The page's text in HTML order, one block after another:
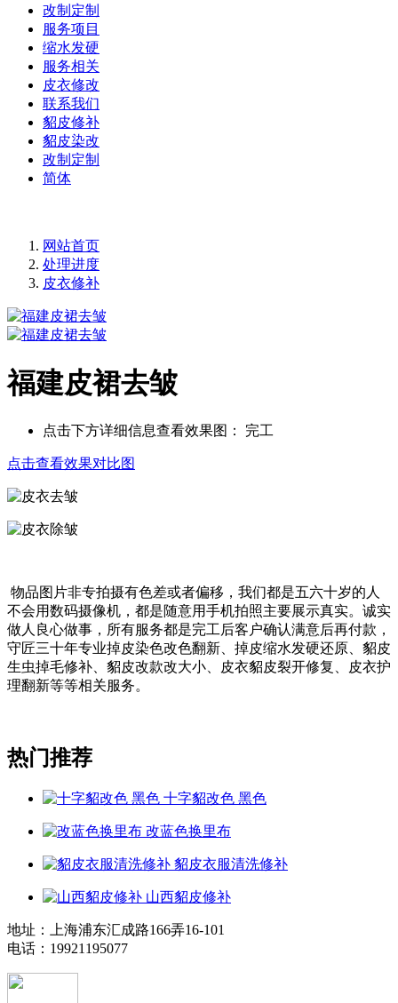
改制定制
服务项目
缩水发硬
服务相关
皮衣修改
联系我们
貂皮修补
貂皮染改
改制定制
简体
网站首页
处理进度
皮衣修补
福建皮裙去皱
点击下方详细信息查看效果图： 完工
点击查看效果对比图
物品图片非专拍摄有色差或者偏移，我们都是五六十岁的人
不会用数码摄像机，都是随意用手机拍照主要展示真实。诚实
做人良心做事，所有服务都是完工后客户确认满意后再付款，
守匠三十年专业掉皮染色改色翻新、掉皮缩水发硬还原、貂皮
生虫掉毛修补、貂皮改款改大小、皮衣貂皮裂开修复、皮衣护
理翻新等等相关服务。
热门推荐
十字貂改色 黑色
改蓝色换里布
貂皮衣服清洗修补
山西貂皮修补
地址：上海浦东汇成路166弄16-101
电话：19921195077